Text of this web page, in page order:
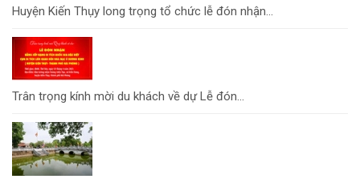
Huyện Kiến Thụy long trọng tổ chức lễ đón nhận...
Trân trọng kính mời du khách về dự Lễ đón...